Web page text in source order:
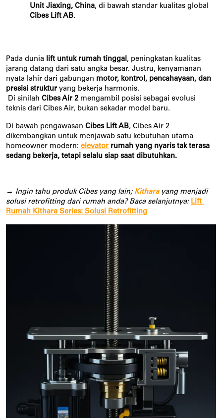
Unit Jiaxing, China, di bawah standar kualitas global
Cibes Lift AB.
Pada dunia lift untuk rumah tinggal , peningkatan kualitas
jarang datang dari satu angka besar. Justru, kenyamanan
nyata lahir dari gabungan motor, kontrol, pencahayaan, dan
presisi struktur yang bekerja harmonis.
Di sinilah Cibes Air 2 mengambil posisi sebagai evolusi
teknis dari Cibes Air, bukan sekadar model baru.
Di bawah pengawasan Cibes Lift AB, Cibes Air 2
dikembangkan untuk menjawab satu kebutuhan utama
homeowner modern: elevator rumah yang nyaris tak terasa
sedang bekerja, tetapi selalu siap saat dibutuhkan.
→ Ingin tahu produk Cibes yang lain; Kithara yang menjadi
solusi retrofitting dari rumah anda? Baca selanjutnya: Lift
Rumah Kithara Series: Solusi Retrofitting